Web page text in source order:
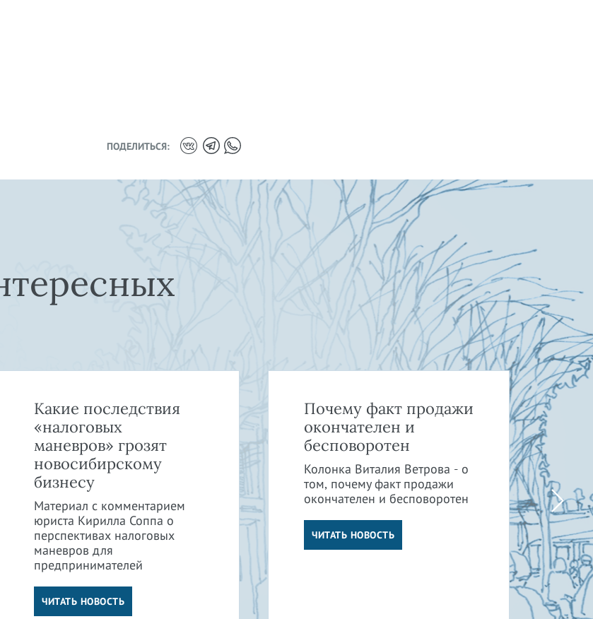
ПОДЕЛИТЬСЯ:
Какие последствия
«налоговых
маневров» грозят
новосибирскому
бизнесу
Материал с комментарием
юриста Кирилла Соппа о
перспективах налоговых
маневров для
предпринимателей
ЧИТАТЬ НОВОСТЬ
Почему факт продажи
окончателен и
бесповоротен
Колонка Виталия Ветрова - о
том, почему факт продажи
окончателен и бесповоротен
ЧИТАТЬ НОВОСТЬ
от